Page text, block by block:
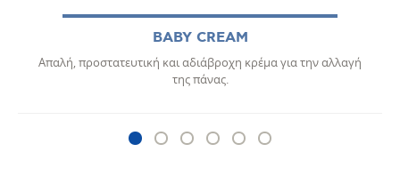
BABY CREAM
Απαλή, προστατευτική και αδιάβροχη κρέμα για την αλλαγή
της πάνας.